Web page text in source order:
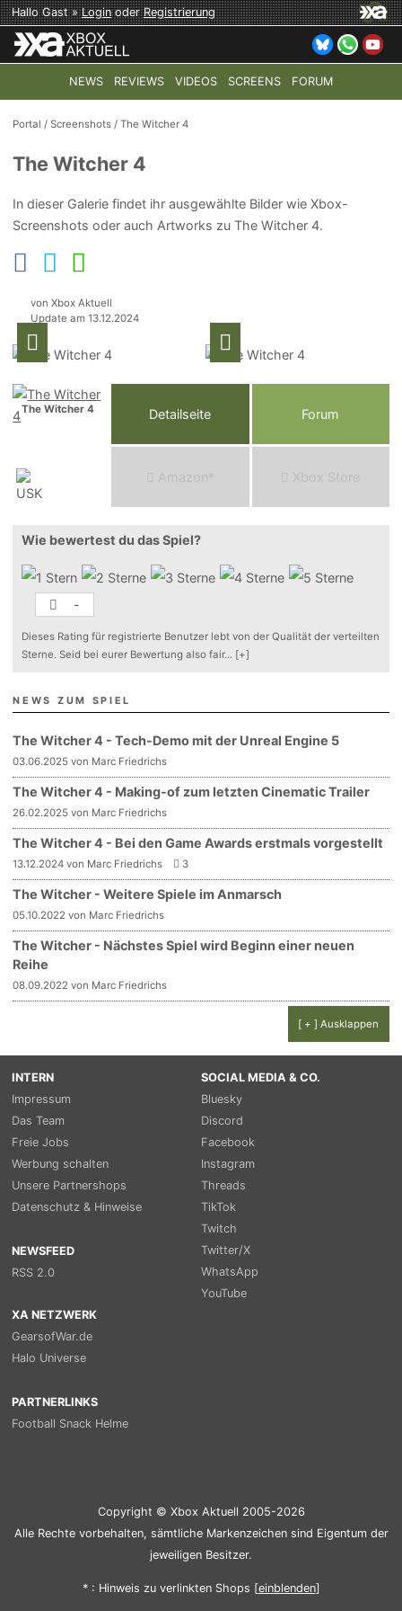
Hallo Gast »LoginoderRegistrierung
NEWS REVIEWS VIDEOS SCREENS FORUM
TOP-THEMEN: COD: MODERN WARFARE 4 HALO:
Portal /Screenshots /The Witcher 4
The Witcher 4
In dieser Galerie findet ihr ausgewählte Bilder wie Xbox-
Screenshots oder auch Artworks zu The Witcher 4.
von Xbox Aktuell
Update am 13.12.2024
The Witcher 4 Detailseite Forum
Ama o n* Xbox Store
Wie bewertest du das Spiel?
-
Dieses Rating für registrierte Benutzer lebt von der Qualität der verteilten
Sterne. Seid bei eurer Bewertung also fair... [+]
NEWS ZUM SPIEL
The Witcher 4 - Tech-Demo mit der Unreal Engine 5
03.06.2025 von Marc Friedrichs
The Witcher 4 - Making-of zum letzten Cinematic Trailer
26.02.2025 von Marc Friedrichs
The Witcher 4 - Bei den Game Awards erstmals vorgestellt
13.12.2024 von Marc Friedrichs 3
The Witcher - Weitere Spiele im Anmarsch
05.10.2022 von Marc Friedrichs
The Witcher - Nächstes Spiel wird Beginn einer neuen
Reihe
08.09.2022 von Marc Friedrichs
[ + ] Ausklappen
INTERN
Impressum
Das Team
Freie Jobs
Werbung schalten
Unsere Partnershops
Datenschutz & Hinweise
NEWSFEED
RSS 2.0
SOCIAL MEDIA & CO.
Bluesky
Discord
Facebook
Instagram
Threads
TikTok
Twitch
Twitter/X
WhatsApp
YouTube
XA NETZWERK
GearsofWar.de
Halo Universe
PARTNERLINKS
Football Snack Helme
Copyright © Xbox Aktuell 2005-2026
Alle Rechte vorbehalten, sämtliche Markenzeichen sind Eigentum der
jeweiligen Besitzer.
* : Hinweis zu verlinkten Shops [einblenden]